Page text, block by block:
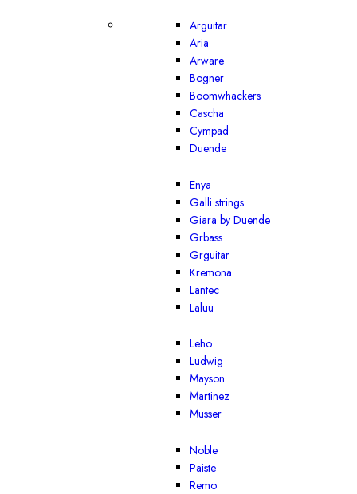
Arguitar
Aria
Arware
Bogner
Boomwhackers
Cascha
Cympad
Duende
Enya
Galli strings
Giara by Duende
Grbass
Grguitar
Kremona
Lantec
Laluu
Leho
Ludwig
Mayson
Martinez
Musser
Noble
Paiste
Remo